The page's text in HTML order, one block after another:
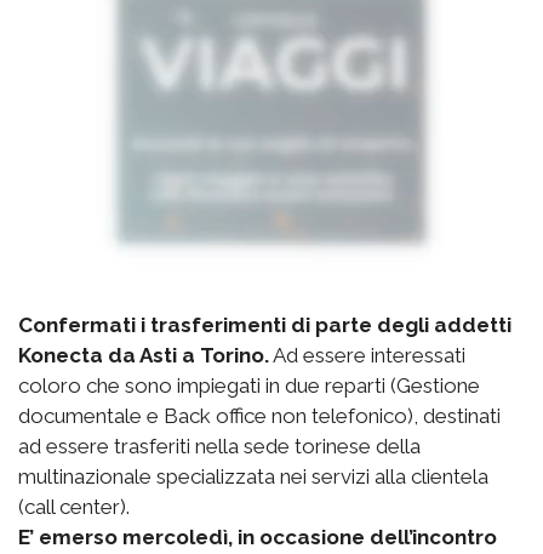
Confermati i trasferimenti di parte degli addetti
Konecta da Asti a Torino.Ad essere interessati
coloro che sono impiegati in due reparti (Gestione
documentale e Back office non telefonico), destinati
ad essere trasferiti nella sede torinese della
multinazionale specializzata nei servizi alla clientela
(call center).
E’ emerso mercoledì, in occasione dell’incontro